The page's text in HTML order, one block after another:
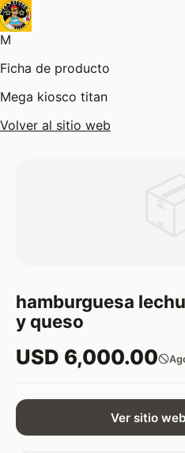
M
Ficha de producto
Mega kiosco titan
Volver al sitio web
hamburguesa
y queso
USD 6,000.00
Ver sitio